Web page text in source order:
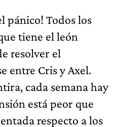
pánico! Todos los
tiene el león
resolver el
entre Cris y Axel.
cada semana hay
está peor que
respecto a los